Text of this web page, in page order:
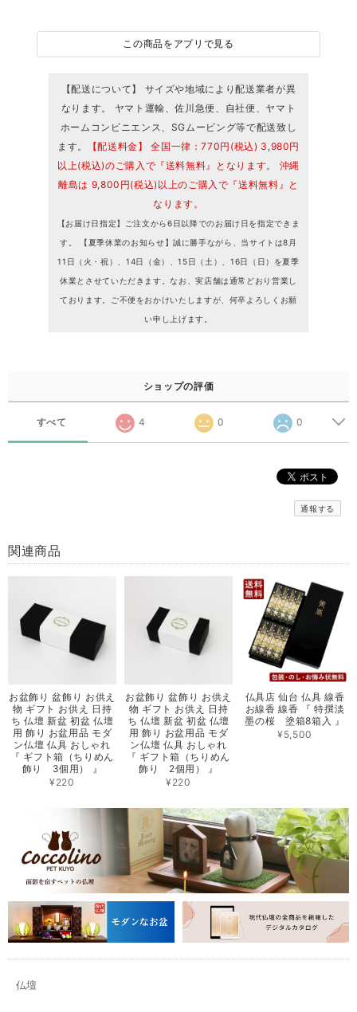
この商品をアプリで見る
【配送について】 サイズや地域により配送業者が異
なります。 ヤマト運輸、佐川急便、自社便、ヤマト
ホームコンビニエンス、SGムービング等で配送致し
ます。
【配送料金】 全国一律：770円(税込) 3,980円
以上(税込)のご購入で『送料無料』となります。 沖縄
離島は 9,800円(税込)以上のご購入で『送料無料』と
なります。
【お届け日指定】ご注文から6日以降でのお届け日を指定できま
す。 【夏季休業のお知らせ】誠に勝手ながら、当サイトは8月
11日（火・祝）、14日（金）、15日（土）、16日（日）を夏季
休業とさせていただきます。なお、実店舗は通常どおり営業し
ております。ご不便をおかけいたしますが、何卒よろしくお願
い申し上げます。
ショップの評価
すべて 4 0 0
通報する
関連商品
お盆飾り 盆飾り お供え
物 ギフト お供え 日持
ち 仏壇 新盆 初盆 仏壇
用 飾り お盆用品 モダ
ン仏壇 仏具 おしゃれ
『 ギフト箱（ちりめん
飾り 3個用） 』
¥220
お盆飾り 盆飾り お供え
物 ギフト お供え 日持
ち 仏壇 新盆 初盆 仏壇
用 飾り お盆用品 モダ
ン仏壇 仏具 おしゃれ
『 ギフト箱（ちりめん
飾り 2個用） 』
¥220
仏具店 仙台 仏具 線香
お線香 線香 『 特撰淡
墨の桜 塗箱8箱入 』
¥5,500
仏壇